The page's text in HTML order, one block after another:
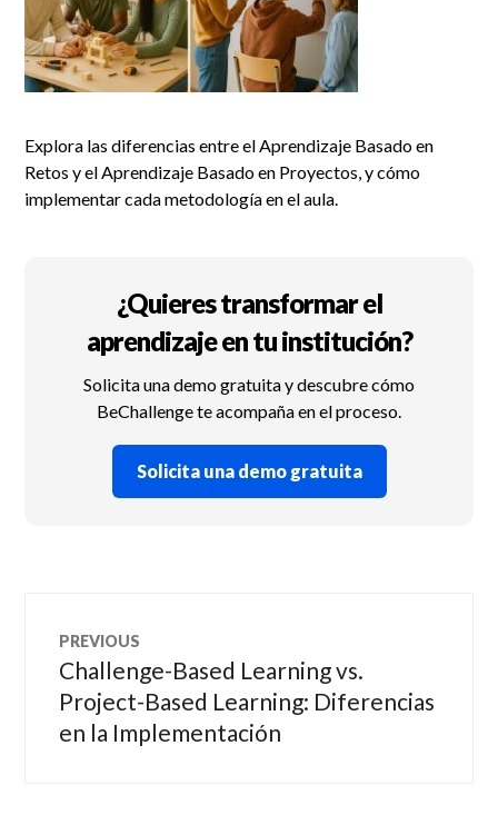
Explora las diferencias entre el Aprendizaje Basado en
Retos y el Aprendizaje Basado en Proyectos, y cómo
implementar cada metodología en el aula.
¿Quieres transformar el
aprendizaje en tu institución?
Solicita una demo gratuita y descubre cómo
BeChallenge te acompaña en el proceso.
Solicita una demo gratuita
navigation
PREVIOUS
Previous
post:
Challenge-Based Learning vs.
Project-Based Learning: Diferencias
en la Implementación